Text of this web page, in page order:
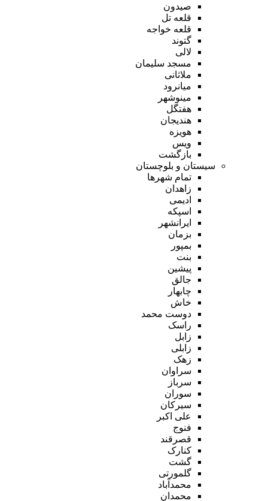
صیدون
قلعه تل
قلعه خواجه
گتوند
لالی
مسجد سلیمان
ملاثانی
میانرود
مینوشهر
هفتگل
هندیجان
هویزه
ویس
بازگشت
سیستان و بلوچستان
تمام شهر‌ها
زاهدان
ادیمی
اسپکه
ایرانشهر
بزمان
بمپور
بنت
پیشین
جالق
چابهار
خاش
دوست محمد
راسک
زابل
زابلی
زهک
سراوان
سرباز
سوران
سیرکان
علی اکبر
فنوج
قصرقند
کنارک
گشت
گلمورتی
محمدآباد
محمدان